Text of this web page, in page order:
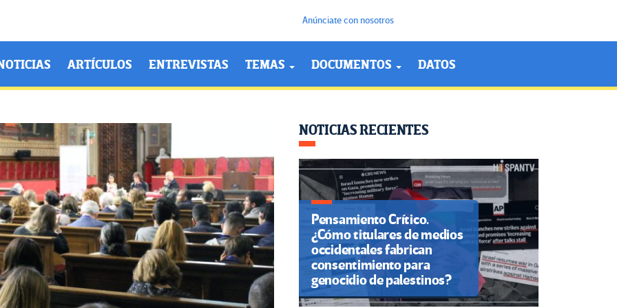
Anúnciate con nosotros
ARTÍCULOS ENTREVISTAS TEMAS DOCUMENTOS DATOS
NOTICIAS RECIENTES
Pensamiento Crítico.
¿Cómo titulares de medios
occidentales fabrican
consentimiento para
genocidio de palestinos?